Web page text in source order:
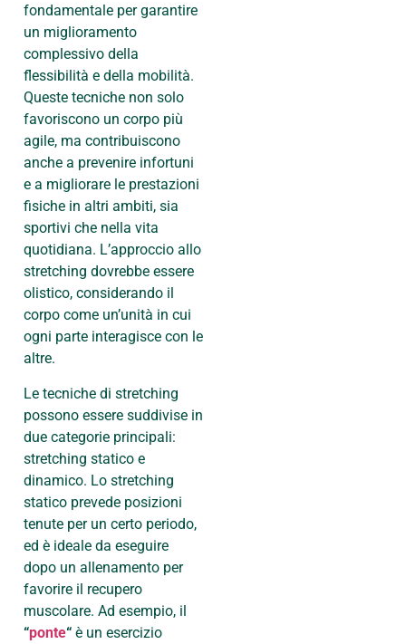
fondamentale per garantire
un miglioramento
complessivo della
flessibilità e della mobilità.
Queste tecniche non solo
favoriscono un corpo più
agile, ma contribuiscono
anche a prevenire infortuni
e a migliorare le prestazioni
fisiche in altri ambiti, sia
sportivi che nella vita
quotidiana. L’approccio allo
stretching dovrebbe essere
olistico, considerando il
corpo come un’unità in cui
ogni parte interagisce con le
altre.
Le tecniche di stretching
possono essere suddivise in
due categorie principali:
stretching statico e
dinamico. Lo stretching
statico prevede posizioni
tenute per un certo periodo,
ed è ideale da eseguire
dopo un allenamento per
favorire il recupero
muscolare. Ad esempio, il
“ponte“ è un esercizio